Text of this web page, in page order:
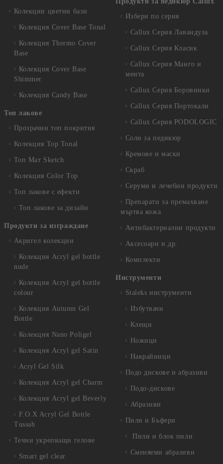
Колекции цветни бази
Колекция Cover Base Tonal
Колекция Thermo Cover
Base
Колекция Cover Base
Shimmer
Колекция Candy Base
Топ лакове
Прозрачни топ покрития
Колекция Top Tonal
Топ Мат Sketch
Колекция Color Top
Топ лакове с ефекти
Топ лакове за дизайн
Продукти за изграждане
Акригел колекции
Колекция Acryl gel bottle
nude
Колекция Acryl gel bottle
colour
Колекция Autumn Gel
Bottle
Колекция Nano Poligel
Колекция Acryl gel Satin
Acryl Gel Silk
Колекция Acryl gel Charm
Колекция Acryl gel Beverly
F.O.X Acryl Gel Bottle
Tussah
Течни укрепващи гелове
Smart gel clear
Избери по серия
Callux Серия Лавандула
Callux Серия Класик
Callux Серия Манго и
мента
Callux Серия Боровинки
Callux Серия Портокали
Callux Серия PODOLOGIC
Соли за педикюр
Кремове и маски
Скраб
Серуми и лечебни продукти
Препарати за премахване
мъртва кожа
Антибактериални продукти
Аксесоари и др.
Комплекти
Инструменти
Staleks инструменти
Избутвачи
Клещи
Ножици
Накрайници
Подо дискове и абразиви
Подо-дискове
Абразиви
Пили и Бъфери
Пили и блок пили
Сменяеми абразиви